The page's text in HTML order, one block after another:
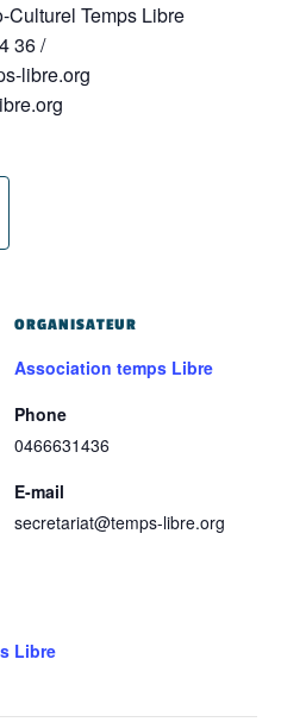
Culturel Temps Libre
36 /
libre.org
ORGANISATEUR
Association temps Libre
Phone
0466631436
E-mail
secretariat@temps-libre.org
Libre